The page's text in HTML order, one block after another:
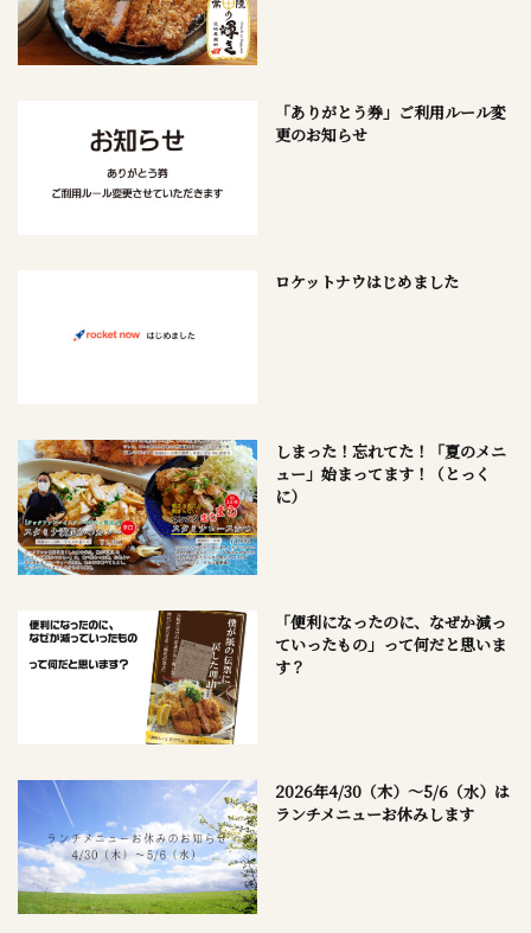
「ありがとう券」ご利用ルール変
更のお知らせ
ロケットナウはじめました
しまった！忘れてた！「夏のメニ
ュー」始まってます！（とっく
に）
「便利になったのに、なぜか減っ
ていったもの」って何だと思いま
す？
2026年4/30（木）～5/6（水）は
ランチメニューお休みします